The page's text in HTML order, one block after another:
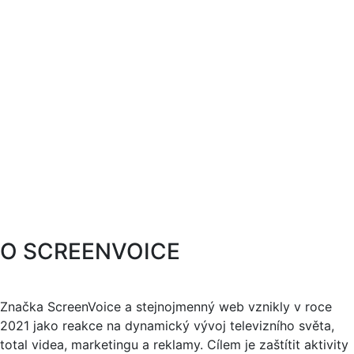
O SCREENVOICE
Značka ScreenVoice a stejnojmenný web vznikly v roce
2021 jako reakce na dynamický vývoj televizního světa,
total videa, marketingu a reklamy. Cílem je zaštítit aktivity